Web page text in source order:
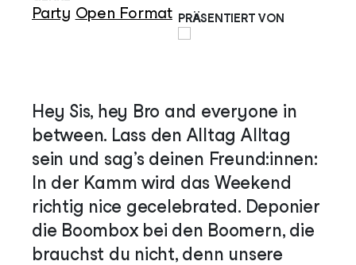
Party Open Format PRÄSENTIERT VON
Hey Sis, hey Bro and everyone in
between. Lass den Alltag Alltag
sein und sag’s deinen Freund:innen:
In der Kamm wird das Weekend
richtig nice gecelebrated. Deponier
die Boombox bei den Boomern, die
brauchst du nicht, denn unsere